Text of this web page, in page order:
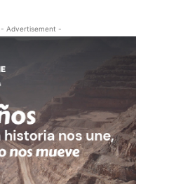
- Advertisement -